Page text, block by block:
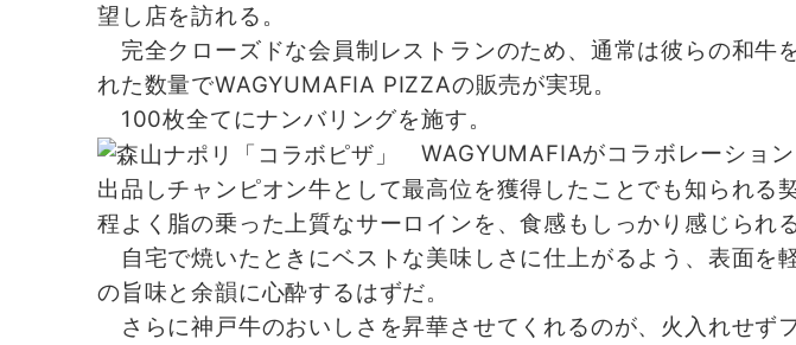
望し店を訪れる。
完全クローズドな会員制レストランのため、通常は彼らの和牛
れた数量でWAGYUMAFIA PIZZAの販売が実現。
100枚全てにナンバリングを施す。
WAGYUMAFIAがコラボレーショ
出品しチャンピオン牛として最高位を獲得したことでも知られる
程よく脂の乗った上質なサーロインを、食感もしっかり感じられ
自宅で焼いたときにベストな美味しさに仕上がるよう、表面を
の旨味と余韻に心酔するはずだ。
さらに神戸牛のおいしさを昇華させてくれるのが、火入れせず